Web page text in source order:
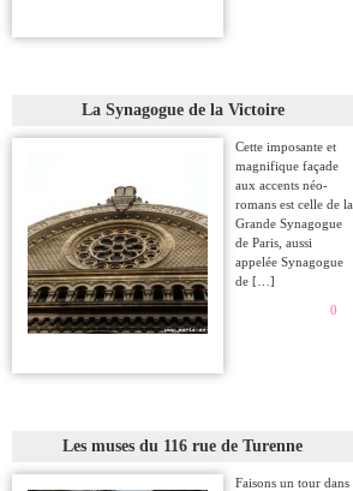
La Synagogue de la Victoire
Cette imposante et
magnifique façade
aux accents néo-
romans est celle de la
Grande Synagogue
de Paris, aussi
appelée Synagogue
de […]
0
Les muses du 116 rue de Turenne
Faisons un tour dans